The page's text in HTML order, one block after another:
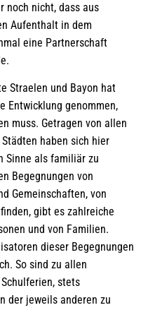
noch nicht, dass aus
Aufenthalt in dem
eine Partnerschaft
Straelen und Bayon hat
Entwicklung genommen,
muss. Getragen von allen
haben sich hier
Sinne als familiär zu
Begegnungen von
Gemeinschaften, von
gibt es zahlreiche
und von Familien.
dieser Begegnungen
So sind zu allen
stets
der jeweils anderen zu